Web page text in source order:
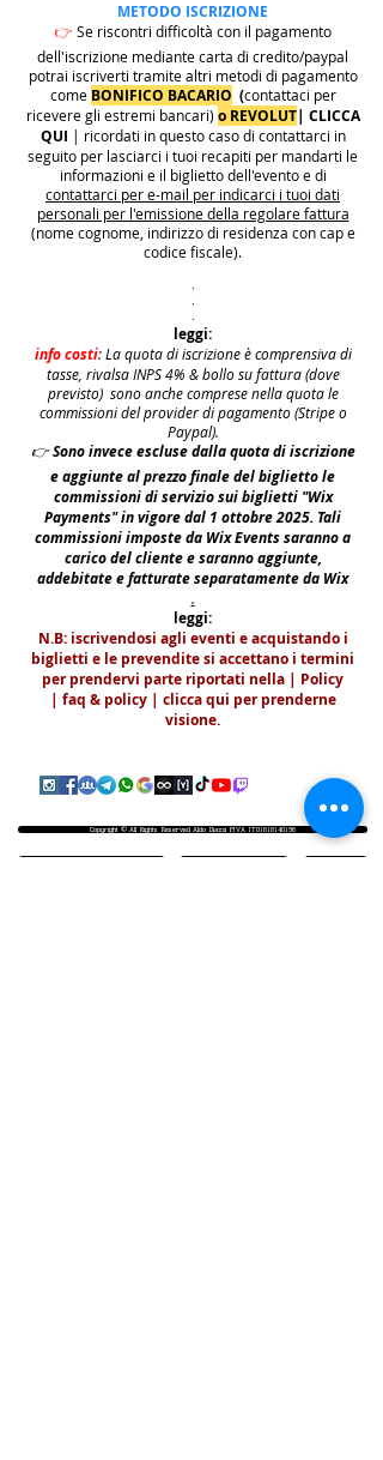
METODO ISCRIZIONE
👉 Se riscontri difficoltà con il pagamento
dell'iscrizione mediante carta di credito/paypal
potrai iscriverti tramite altri metodi di pagamento
come BONIFICO BACARIO (contattaci per
ricevere gli estremi bancari) o REVOLUT| CLICCA
QUI | ricordati in questo caso di contattarci in
seguito per lasciarci i tuoi recapiti per mandarti le
informazioni e il biglietto dell'evento e di
contattarci per e-mail per indicarci i tuoi dati
personali per l'emissione della regolare fattura
(nome cognome, indirizzo di residenza con cap e
codice fiscale).
.
.
.
leggi:
info costi: La quota di iscrizione è comprensiva di
tasse, rivalsa INPS 4% & bollo su fattura (dove
previsto) sono anche comprese nella quota le
commissioni del provider di pagamento (Stripe o
Paypal).
👉Sono invece escluse dalla quota di iscrizione
e aggiunte al prezzo finale del biglietto le
commissioni di servizio sui biglietti "Wix
Payments" in vigore dal 1 ottobre 2025. Tali
commissioni imposte da Wix Events saranno a
carico del cliente e saranno aggiunte,
addebitate e fatturate separatamente da Wix
.
leggi:
N.B: iscrivendosi agli eventi e acquistando i
biglietti e le prevendite si accettano i termini
per prendervi parte riportati nella | Policy
| faq & policy | clicca qui per prenderne
visione.
Copyright © All Rights Reserved Aldo Diazzi P.IVA IT01618140196